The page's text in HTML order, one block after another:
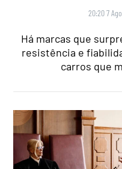
20:20 7
Há marcas que
resistência e
carros que